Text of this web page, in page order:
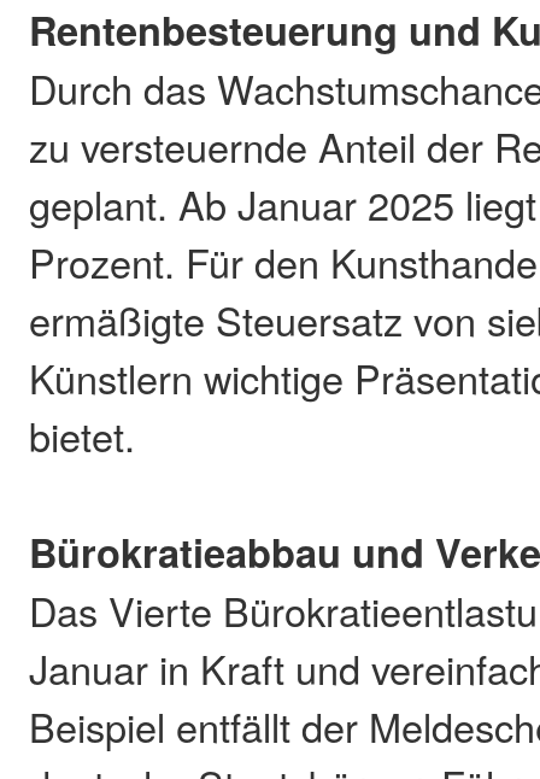
Rentenbesteuerung und
Durch das
zu versteuernde Anteil der
geplant. Ab Januar 2025
Prozent. Für den
ermäßigte Steuersatz von
Künstlern wichtige
bietet.
Bürokratieabbau und
Das Vierte
Januar in Kraft und
Beispiel entfällt der